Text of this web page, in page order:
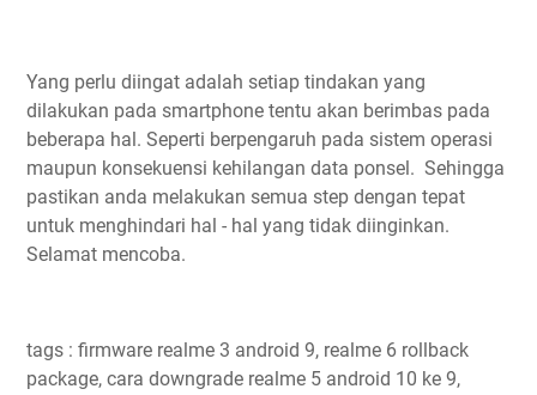
Yang perlu diingat adalah setiap tindakan yang
dilakukan pada smartphone tentu akan berimbas pada
beberapa hal. Seperti berpengaruh pada sistem operasi
maupun konsekuensi kehilangan data ponsel. Sehingga
pastikan anda melakukan semua step dengan tepat
untuk menghindari hal - hal yang tidak diinginkan.
Selamat mencoba.
tags : firmware realme 3 android 9, realme 6 rollback
package, cara downgrade realme 5 android 10 ke 9,